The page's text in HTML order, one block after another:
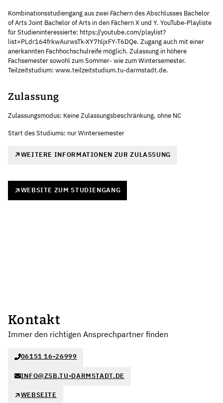
Kombinationsstudiengang aus zwei Fächern des Abschlusses Bachelor
of Arts Joint Bachelor of Arts in den Fächern X und Y. YouTube-Playliste
für Studieninteressierte: https://youtube.com/playlist?
list=PLdr164frkwAurwsTk-XY7hljxFY-T6DQe. Zugang auch mit einer
anerkannten Fachhochschulreife möglich. Zulassung in höhere
Fachsemester sowohl zum Sommer- wie zum Wintersemester.
Teilzeitstudium: www.teilzeitstudium.tu-darmstadt.de.
Zulassung
Zulassungsmodus: Keine Zulassungsbeschränkung, ohne NC
Start des Studiums: nur Wintersemester
WEITERE INFORMATIONEN ZUR ZULASSUNG
WEBSITE ZUM STUDIENGANG
Kontakt
Immer den richtigen Ansprechpartner finden
06151 16-26999
INFO@ZSB.TU-DARMSTADT.DE
WEBSEITE